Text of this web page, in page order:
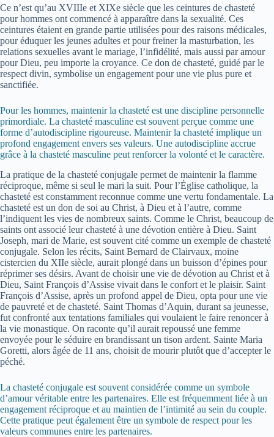
Ce n’est qu’au XVIIIe et XIXe siècle que les ceintures de chasteté
pour hommes ont commencé à apparaître dans la sexualité. Ces
ceintures étaient en grande partie utilisées pour des raisons médicales,
pour éduquer les jeunes adultes et pour freiner la masturbation, les
relations sexuelles avant le mariage, l’infidélité, mais aussi par amour
pour Dieu, peu importe la croyance. Ce don de chasteté, guidé par le
respect divin, symbolise un engagement pour une vie plus pure et
sanctifiée.
Pour les hommes, maintenir la chasteté est une discipline personnelle
primordiale. La chasteté masculine est souvent perçue comme une
forme d’autodiscipline rigoureuse. Maintenir la chasteté implique un
profond engagement envers ses valeurs. Une autodiscipline accrue
grâce à la chasteté masculine peut renforcer la volonté et le caractère.
La pratique de la chasteté conjugale permet de maintenir la flamme
réciproque, même si seul le mari la suit. Pour l’Église catholique, la
chasteté est constamment reconnue comme une vertu fondamentale. La
chasteté est un don de soi au Christ, à Dieu et à l’autre, comme
l’indiquent les vies de nombreux saints. Comme le Christ, beaucoup de
saints ont associé leur chasteté à une dévotion entière à Dieu. Saint
Joseph, mari de Marie, est souvent cité comme un exemple de chasteté
conjugale. Selon les récits, Saint Bernard de Clairvaux, moine
cistercien du XIIe siècle, aurait plongé dans un buisson d’épines pour
réprimer ses désirs. Avant de choisir une vie de dévotion au Christ et à
Dieu, Saint François d’Assise vivait dans le confort et le plaisir. Saint
François d’Assise, après un profond appel de Dieu, opta pour une vie
de pauvreté et de chasteté. Saint Thomas d’Aquin, durant sa jeunesse,
fut confronté aux tentations familiales qui voulaient le faire renoncer à
la vie monastique. On raconte qu’il aurait repoussé une femme
envoyée pour le séduire en brandissant un tison ardent. Sainte Maria
Goretti, alors âgée de 11 ans, choisit de mourir plutôt que d’accepter le
péché.
La chasteté conjugale est souvent considérée comme un symbole
d’amour véritable entre les partenaires. Elle est fréquemment liée à un
engagement réciproque et au maintien de l’intimité au sein du couple.
Cette pratique peut également être un symbole de respect pour les
valeurs communes entre les partenaires.